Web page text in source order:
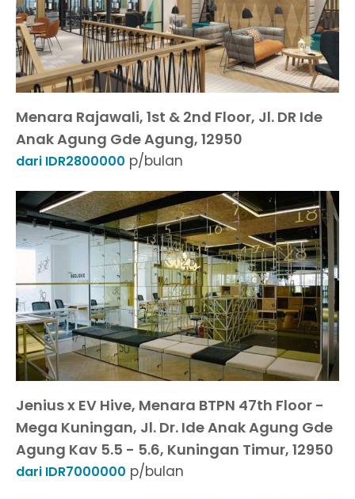
Menara Rajawali, 1st & 2nd Floor, Jl. DR Ide
Anak Agung Gde Agung, 12950
dari IDR2800000 p/bulan
Jenius x EV Hive, Menara BTPN 47th Floor -
Mega Kuningan, Jl. Dr. Ide Anak Agung Gde
Agung Kav 5.5 - 5.6, Kuningan Timur, 12950
dari IDR7000000 p/bulan